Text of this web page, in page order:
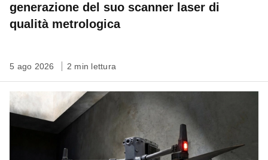
generazione del suo scanner laser di
qualità metrologica
5 ago 2026 2 min lettura